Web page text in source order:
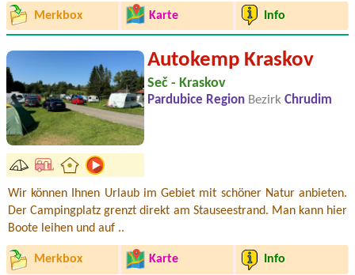
Merkbox Karte Info
Autokemp Kraskov
Seč - Kraskov
Pardubice Region Bezirk Chrudim
Wir können Ihnen Urlaub im Gebiet mit schöner Natur anbieten.
Der Campingplatz grenzt direkt am Stauseestrand. Man kann hier
Boote leihen und auf ..
Merkbox Karte Info